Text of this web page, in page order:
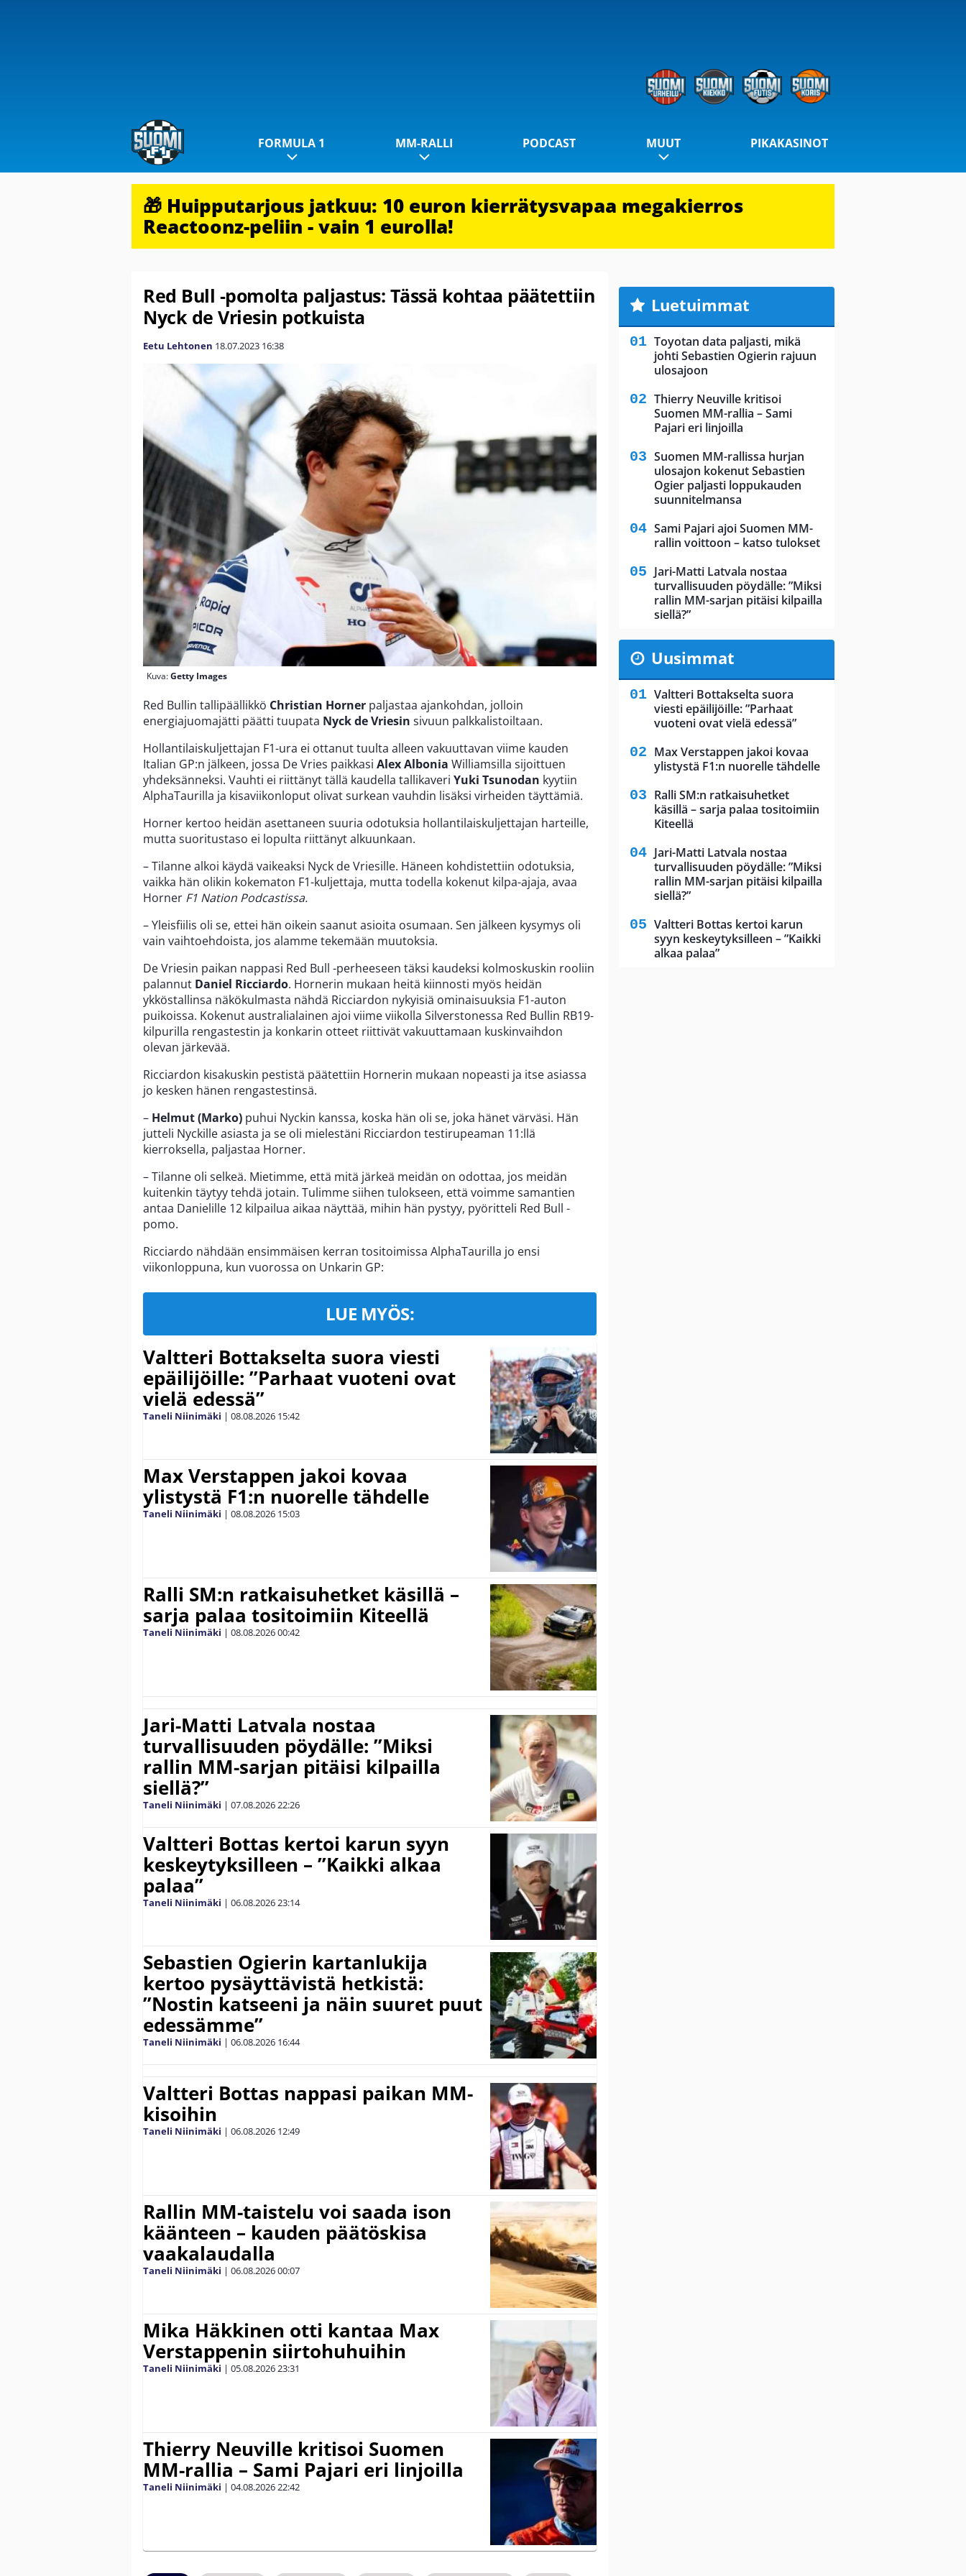
FORMULA 1 MM-RALLI PODCAST MUUT PIKAKASINOT
🎁 Huipputarjous jatkuu: 10 euron kierrätysvapaa megakierros
Reactoonz-peliin - vain 1 eurolla!
Red Bull -pomolta paljastus: Tässä kohtaa päätettiin
Nyck de Vriesin potkuista
Eetu Lehtonen 18.07.2023 16:38
Kuva:Getty Images
Red Bullin tallipäällikkö Christian Horner paljastaa ajankohdan, jolloin
energiajuomajätti päätti tuupata Nyck de Vriesin sivuun palkkalistoiltaan.
Hollantilaiskuljettajan F1-ura ei ottanut tuulta alleen vakuuttavan viime kauden
Italian GP:n jälkeen, jossa De Vries paikkasi Alex Albonia Williamsilla sijoittuen
yhdeksänneksi. Vauhti ei riittänyt tällä kaudella tallikaveri Yuki Tsunodan kyytiin
AlphaTaurilla ja kisaviikonloput olivat surkean vauhdin lisäksi virheiden täyttämiä.
Horner kertoo heidän asettaneen suuria odotuksia hollantilaiskuljettajan harteille,
mutta suoritustaso ei lopulta riittänyt alkuunkaan.
– Tilanne alkoi käydä vaikeaksi Nyck de Vriesille. Häneen kohdistettiin odotuksia,
vaikka hän olikin kokematon F1-kuljettaja, mutta todella kokenut kilpa-ajaja, avaa
Horner F1 Nation Podcastissa.
– Yleisfiilis oli se, ettei hän oikein saanut asioita osumaan. Sen jälkeen kysymys oli
vain vaihtoehdoista, jos alamme tekemään muutoksia.
De Vriesin paikan nappasi Red Bull -perheeseen täksi kaudeksi kolmoskuskin rooliin
palannut Daniel Ricciardo. Hornerin mukaan heitä kiinnosti myös heidän
ykköstallinsa näkökulmasta nähdä Ricciardon nykyisiä ominaisuuksia F1-auton
puikoissa. Kokenut australialainen ajoi viime viikolla Silverstonessa Red Bullin RB19-
kilpurilla rengastestin ja konkarin otteet riittivät vakuuttamaan kuskinvaihdon
olevan järkevää.
Ricciardon kisakuskin pestistä päätettiin Hornerin mukaan nopeasti ja itse asiassa
jo kesken hänen rengastestinsä.
– Helmut (Marko) puhui Nyckin kanssa, koska hän oli se, joka hänet värväsi. Hän
jutteli Nyckille asiasta ja se oli mielestäni Ricciardon testirupeaman 11:llä
kierroksella, paljastaa Horner.
– Tilanne oli selkeä. Mietimme, että mitä järkeä meidän on odottaa, jos meidän
kuitenkin täytyy tehdä jotain. Tulimme siihen tulokseen, että voimme samantien
antaa Danielille 12 kilpailua aikaa näyttää, mihin hän pystyy, pyöritteli Red Bull -
pomo.
Ricciardo nähdään ensimmäisen kerran tositoimissa AlphaTaurilla jo ensi
viikonloppuna, kun vuorossa on Unkarin GP:
LUE MYÖS:
Valtteri Bottakselta suora viesti
epäilijöille: ”Parhaat vuoteni ovat
vielä edessä”
Taneli Niinimäki | 08.08.2026 15:42
Max Verstappen jakoi kovaa
ylistystä F1:n nuorelle tähdelle
Taneli Niinimäki | 08.08.2026 15:03
Ralli SM:n ratkaisuhetket käsillä –
sarja palaa tositoimiin Kiteellä
Taneli Niinimäki | 08.08.202600:42
Jari-Matti Latvala nostaa
turvallisuuden pöydälle: ”Miksi
rallin MM-sarjan pitäisi kilpailla
siellä?”
Taneli Niinimäki | 07.08.202622:26
Valtteri Bottas kertoi karun syyn
keskeytyksilleen – ”Kaikki alkaa
palaa”
Taneli Niinimäki | 06.08.202623:14
Sebastien Ogierin kartanlukija
kertoo pysäyttävistä hetkistä:
”Nostin katseeni ja näin suuret puut
edessämme”
Taneli Niinimäki | 06.08.2026 16:44
Valtteri Bottas nappasi paikan MM-
kisoihin
Taneli Niinimäki | 06.08.2026 12:49
Rallin MM-taistelu voi saada ison
käänteen – kauden päätöskisa
vaakalaudalla
Taneli Niinimäki | 06.08.202600:07
Mika Häkkinen otti kantaa Max
Verstappenin siirtohuhuihin
Taneli Niinimäki | 05.08.202623:31
Thierry Neuville kritisoi Suomen
MM-rallia – Sami Pajari eri linjoilla
Taneli Niinimäki | 04.08.202622:42
Luetuimmat
Toyotan data paljasti, mikä
johti Sebastien Ogierin rajuun
ulosajoon
Thierry Neuville kritisoi
Suomen MM-rallia – Sami
Pajari eri linjoilla
Suomen MM-rallissa hurjan
ulosajon kokenut Sebastien
Ogier paljasti loppukauden
suunnitelmansa
Sami Pajari ajoi Suomen MM-
rallin voittoon – katso tulokset
Jari-Matti Latvala nostaa
turvallisuuden pöydälle: ”Miksi
rallin MM-sarjan pitäisi kilpailla
siellä?”
Uusimmat
Valtteri Bottakselta suora
viesti epäilijöille: ”Parhaat
vuoteni ovat vielä edessä”
Max Verstappen jakoi kovaa
ylistystä F1:n nuorelle tähdelle
Ralli SM:n ratkaisuhetket
käsillä – sarja palaa tositoimiin
Kiteellä
Jari-Matti Latvala nostaa
turvallisuuden pöydälle: ”Miksi
rallin MM-sarjan pitäisi kilpailla
siellä?”
Valtteri Bottas kertoi karun
syyn keskeytyksilleen – ”Kaikki
alkaa palaa”